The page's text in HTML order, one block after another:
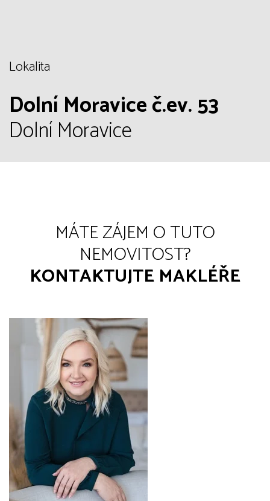
Lokalita
Dolní Moravice č.ev. 53
Dolní Moravice
MÁTE ZÁJEM O TUTO
NEMOVITOST?
KONTAKTUJTE MAKLÉŘE